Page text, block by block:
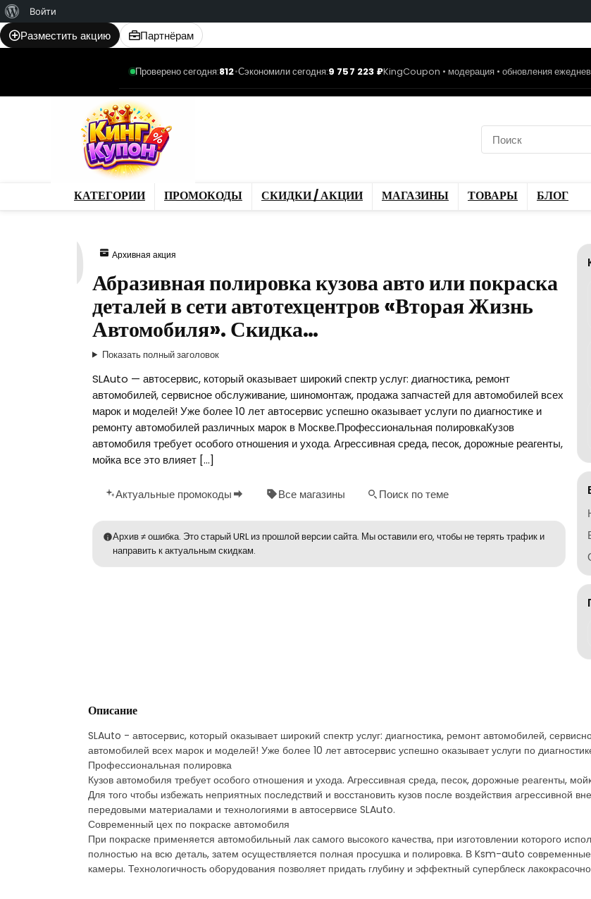
WordPress
Войти
Разместить акцию Партнёрам
Проверено сегодня:812•Сэкономили сегодня:9 757 223 ₽KingCoupon • модерация • обновления
КАТЕГОРИИ ПРОМОКОДЫ СКИДКИ / АКЦИИ МАГАЗИНЫ ТОВАРЫ БЛОГ
Архивная акция
Абразивная полировка кузова авто или покраска
деталей в сети автотехцентров «Вторая Жизнь
Автомобиля». Скидка…
Показать полный заголовок
SLAuto — автосервис, который оказывает широкий спектр услуг: диагностика, ремонт
автомобилей, сервисное обслуживание, шиномонтаж, продажа запчастей для автомобилей всех
марок и моделей! Уже более 10 лет автосервис успешно оказывает услуги по диагностике и
ремонту автомобилей различных марок в Москве.Профессиональная полировкаКузов
автомобиля требует особого отношения и ухода. Агрессивная среда, песок, дорожные реагенты,
мойка все это влияет […]
Актуальные промокоды Все магазины Поиск по теме
Архив ≠ ошибка. Это старый URL из прошлой версии сайта. Мы оставили его, чтобы не терять трафик и
направить к актуальным скидкам.
Описание
SLAuto - автосервис, который оказывает широкий спектр услуг: диагностика, ремонт автомобилей,
автомобилей всех марок и моделей! Уже более 10 лет автосервис успешно оказывает услуги по
Профессиональная полировка
Кузов автомобиля требует особого отношения и ухода. Агрессивная среда, песок, дорожные реагенты,
Для того чтобы избежать неприятных последствий и восстановить кузов после воздействия агрессивной
передовыми материалами и технологиями в автосервисе SLAuto.
Современный цех по покраске автомобиля
При покраске применяется автомобильный лак самого высокого качества, при изготовлении которого
полностью на всю деталь, затем осуществляется полная просушка и полировка. В Ksm-auto
камеры. Технологичность оборудования позволяет придать глубину и эффектный суперблеск